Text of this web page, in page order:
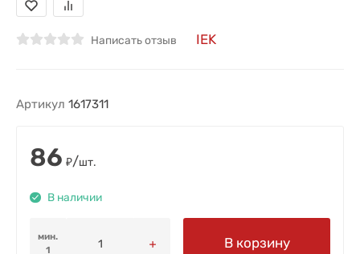
Написать отзыв IEK
Артикул 1617311
86 ₽/шт.
В наличии
мин.
1
В корзину